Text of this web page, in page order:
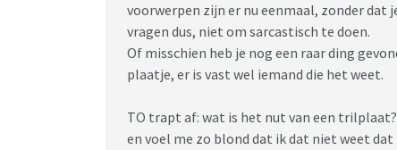
voorwerpen zijn er nu eenmaal, zonder dat
vragen dus, niet om sarcastisch te doen.
Of misschien heb je nog een raar ding
plaatje, er is vast wel iemand die het weet.
TO trapt af: wat is het nut van een
en voel me zo blond dat ik dat niet weet